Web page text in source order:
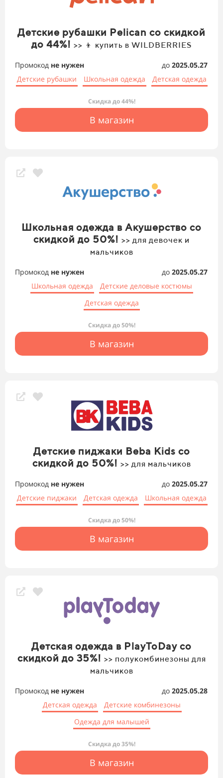
Детские рубашки Pelican со скидкой
до 44%! >> 👦 купить в WILDBERRIES
Промокод не нужен до 2025.05.27
Детские рубашки
Школьная одежда Детская одежда
Скидка до 44%!
В магазин
Школьная одежда в Акушерство со
скидкой до 50%! >> для девочек и
мальчиков
Промокод не нужен до 2025.05.27
Школьная одежда
Детские деловые костюмы
Детская одежда
Скидка до 50%!
В магазин
Детские пиджаки Beba Kids со
скидкой до 50%! >> для мальчиков
Промокод не нужен до 2025.05.27
Детские пиджаки
Детская одежда Школьная одежда
Скидка до 50%!
В магазин
Детская одежда в PlayToDay со
скидкой до 35%! >> полукомбинезоны для
мальчиков
Промокод не нужен до 2025.05.28
Детская одежда
Детские комбинезоны
Одежда для малышей
Скидка до 35%!
В магазин